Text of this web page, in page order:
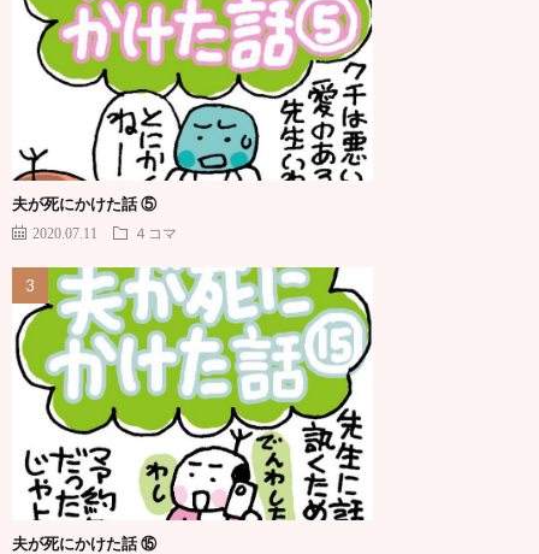
夫が死にかけた話 ⑤
2020.07.11 ４コマ
夫が死にかけた話 ⑮